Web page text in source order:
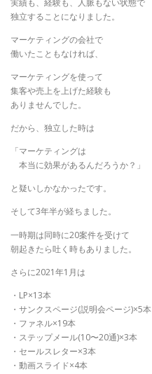
独立することになりました。
マーケティングの会社で
働いたこともなければ、
マーケティングを使って
集客や売上を上げた経験も
ありませんでした。
だから、独立した時は
「マーケティングは
本当に効果があるんだろうか？」
と疑いしかなかったです。
そして3年半が経ちました。
一時期は同時に20案件を受けて
朝起きたら吐く時もありました。
さらに2021年1月は
・LP×13本
・サンクスページ(説明会ページ)×5本
・ファネル×19本
・ステップメール(10〜20通)×3本
・セールスレター×3本
・動画スライド×4本